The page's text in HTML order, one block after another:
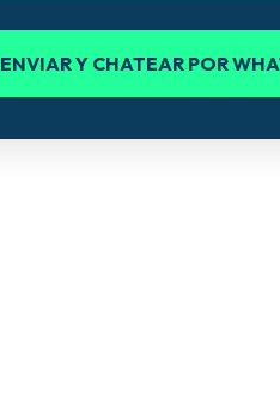
ENVIAR Y CHATEAR POR